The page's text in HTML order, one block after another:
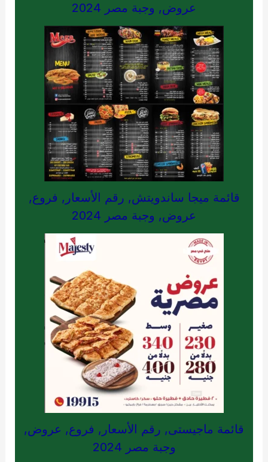
عروض, وجبة مصر 2024
قائمة ميجا ساندويتش, رقم الأسعار, فروع,
عروض, وجبة مصر 2024
قائمة ماجيستى, رقم الأسعار, فروع, عروض,
وجبة مصر 2024